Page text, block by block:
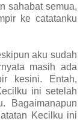
sahabat semua,
ke catatanku
aku sudah
masih ada
kesini. Entah,
ini setelah
Bagaimanapun
Kecilku ini